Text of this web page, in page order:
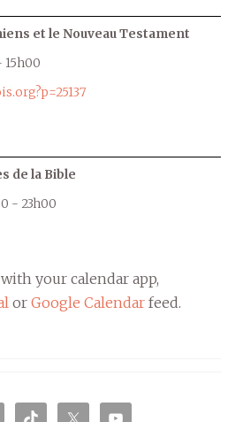
et le Nouveau Testament
15h00
de la Bible
- 23h00
your calendar app,
or Google Calendar feed.